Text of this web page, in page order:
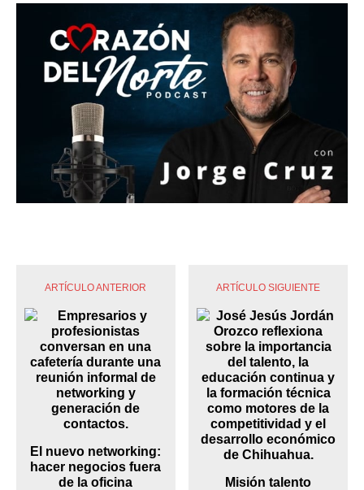
ARTÍCULO ANTERIOR
El nuevo networking:
hacer negocios fuera
de la oficina
ARTÍCULO SIGUIENTE
Misión talento